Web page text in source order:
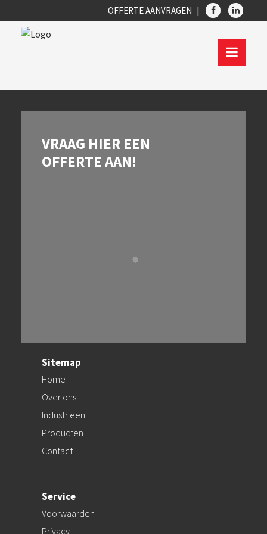
OFFERTE AANVRAGEN
VRAAG HIER EEN
OFFERTE AAN!
Sitemap
Home
Over ons
Industrieën
Producten
Contact
Service
Voorwaarden
Privacy